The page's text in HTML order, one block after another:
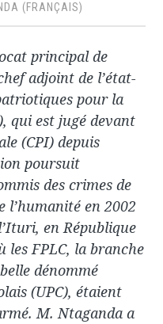
(FRANÇAIS)
principal de
adjoint de l’état-
pour la
qui est jugé devant
(CPI) depuis
poursuit
des crimes de
l’humanité en 2002
en République
les FPLC, la branche
dénommé
(UPC), étaient
M. Ntaganda a